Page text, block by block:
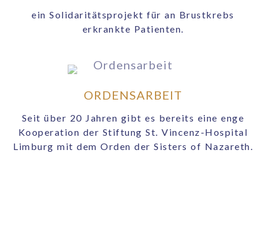
ein Solidaritätsprojekt für an Brustkrebs
erkrankte Patienten.
ORDENSARBEIT
Seit über 20 Jahren gibt es bereits eine enge
Kooperation der Stiftung St. Vincenz-Hospital
Limburg mit dem Orden der Sisters of Nazareth.